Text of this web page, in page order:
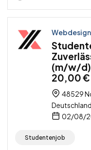
Webdesign
(m/w/d)
20,00 €
48529
Deutschland
02/08/
Studentenjob